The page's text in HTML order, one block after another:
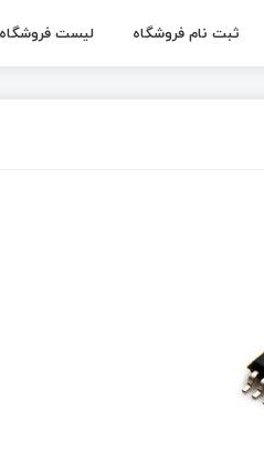
ثبت نام فروشگاه لیست